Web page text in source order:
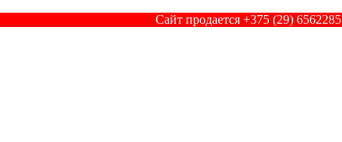
Сайт продается +375 (29) 6562285